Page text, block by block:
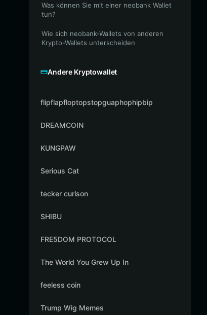
Was können Sie mit einer neobank Wallet
tun?
Wie sich neobank-Wallets von anderen
Krypto-Wallets unterscheiden
Andere Kryptowallet
flipflapfloptopstopguaphophipbip
DREAMCOIN
KUNGPAW
Serious Cat
tecker curlson
SHIBU
FRE5DOM PROTOCOL
The World You Grew Up In
feeless coin
Trump Wig Memes